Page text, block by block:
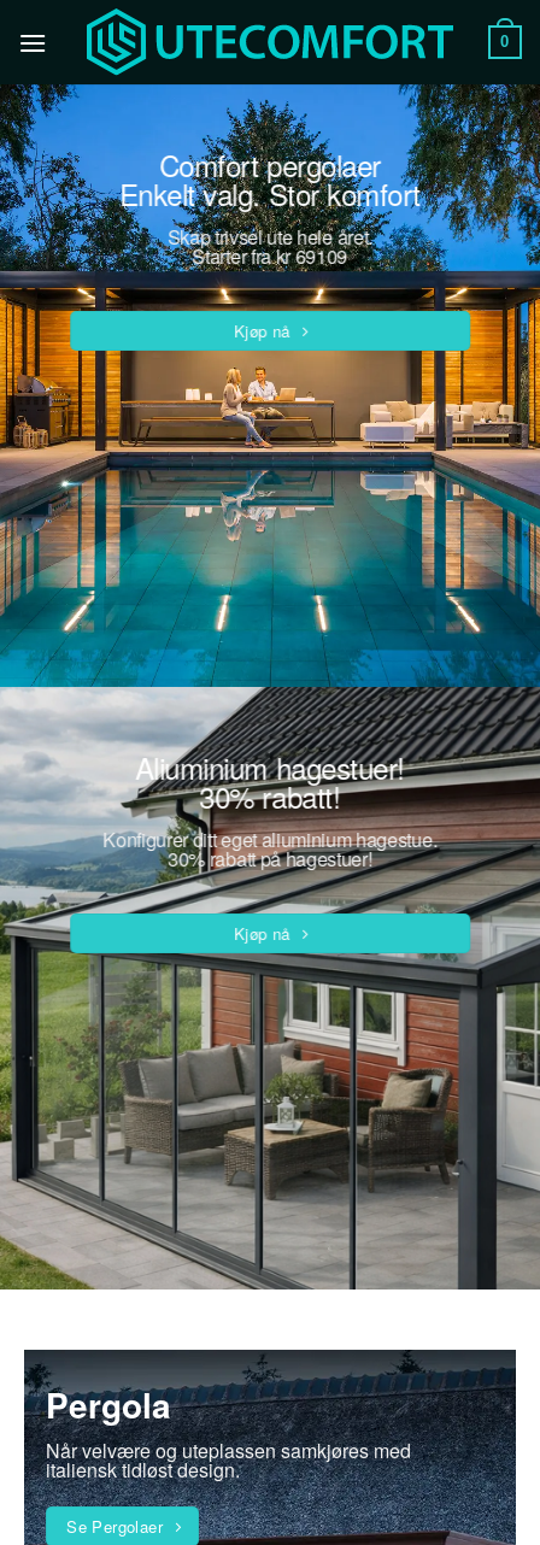
0
Comfort pergolaer
Enkelt valg. Stor komfort
Skap trivsel ute hele året.
Starter fra kr 69109
Kjøp nå
Aliuminium hagestuer!
30% rabatt!
Konfigurer ditt eget aliuminium hagestue.
30% rabatt på hagestuer!
Kjøp nå
Pergola
Når velvære og uteplassen samkjøres med
italiensk tidløst design.
Se Pergolaer